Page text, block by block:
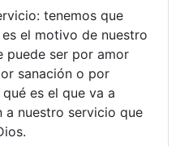
tenemos que
el motivo de nuestro
puede ser por amor
sanación o por
es el que va a
a nuestro servicio que